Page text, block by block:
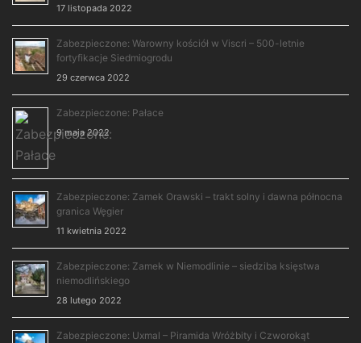
17 listopada 2022
Zabezpieczone: Warowny kościół w Viscri – 500-letnie
fortyfikacje Siedmiogrodu
29 czerwca 2022
Zabezpieczone: Pałace
9 maja 2022
Zabezpieczone: Zamek Orawski – trakt solny i dawna północna
granica Węgier
11 kwietnia 2022
Zabezpieczone: Zamek w Niemodlinie – siedziba księstwa
niemodlińskiego
28 lutego 2022
Zabezpieczone: Uxmal – Piramida Wróżbity i Czworokąt